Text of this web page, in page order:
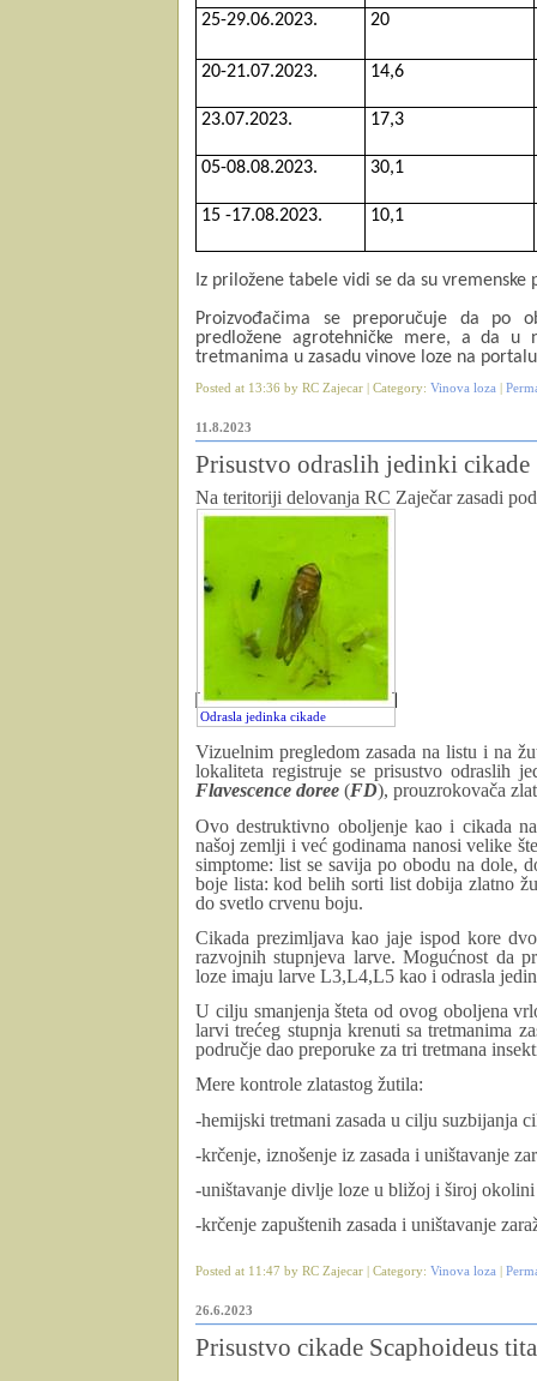
25-29.06.2023. 20
20-21.07.2023. 14,6
23.07.2023. 17,3
05-08.08.2023. 30,1
15 -17.08.2023. 10,1
Iz priložene tabele vidi se da su
Proizvođačima se preporučuje da po
predložene agrotehničke mere, a da u
tretmanima u zasadu vinove loze na
Posted at 13:36 by RC Zajecar | Category: Vinova loza
11.8.2023
Prisustvo odraslih jedinki
Na teritoriji delovanja RC Zaječar zasadi
Odrasla jedinka cikade
Vizuelnim pregledom zasada na listu i na
lokaliteta registruje se prisustvo odraslih
Flavescence doree (FD), prouzrokovača
Ovo destruktivno oboljenje kao i cikada
našoj zemlji i već godinama nanosi velike
simptome: list se savija po obodu na dole,
boje lista: kod belih sorti list dobija zlatno
do svetlo crvenu boju.
Cikada prezimljava kao jaje ispod kore
razvojnih stupnjeva larve. Mogućnost da
loze imaju larve L3,L4,L5 kao i odrasla
U cilju smanjenja šteta od ovog oboljena
larvi trećeg stupnja krenuti sa tretmanima
područje dao preporuke za tri tretmana
Mere kontrole zlatastog žutila:
-hemijski tretmani zasada u cilju suzbijanja
-krčenje, iznošenje iz zasada i uništavanje
-uništavanje divlje loze u bližoj i široj okolini
-krčenje zapuštenih zasada i uništavanje
Posted at 11:47 by RC Zajecar | Category: Vinova loza
26.6.2023
Prisustvo cikade Scaphoideus